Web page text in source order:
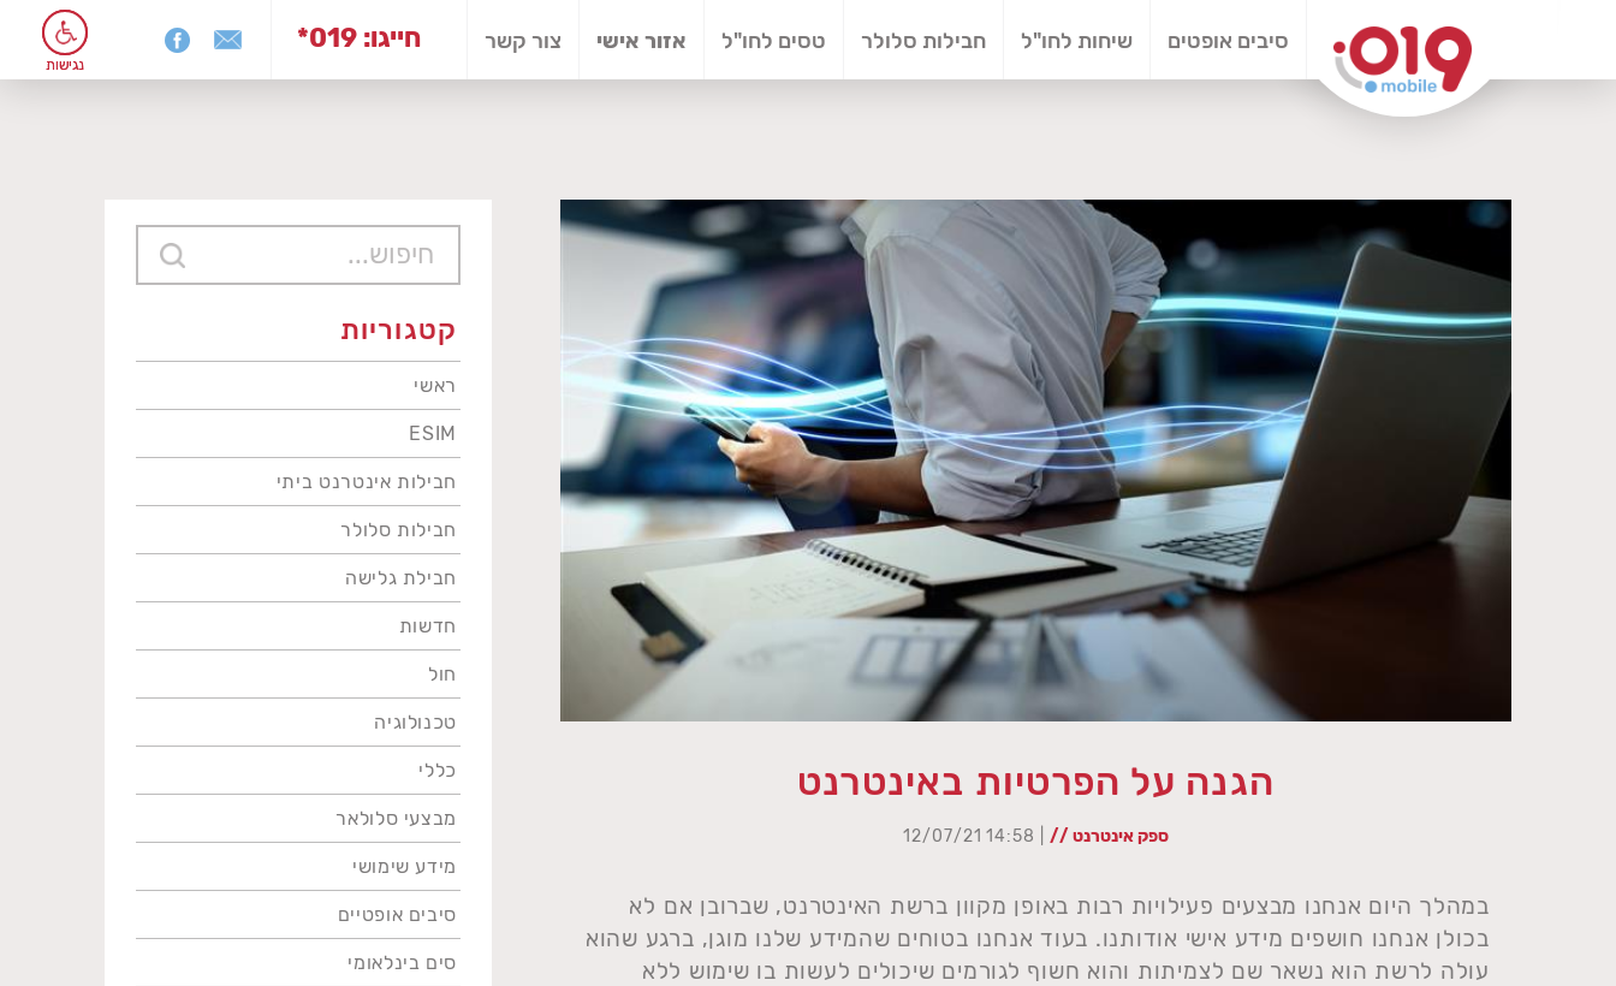
נגישות
נגישות
סיבים אופטים שיחות לחו"ל חבילות סלולר טסים לחו"ל אזור אישי צור קשר *019 :חייגו
הגנה על הפרטיות באינטרנט
ספק אינטרנט //| 14:58 12/07/21
במהלך היום אנחנו מבצעים פעילויות רבות באופן מקוון ברשת האינטרנט, שברובן אם לא
בכולן אנחנו חושפים מידע אישי אודותנו. בעוד אנחנו בטוחים שהמידע שלנו מוגן, ברגע שהוא
עולה לרשת הוא נשאר שם לצמיתות והוא חשוף לגורמים שיכולים לעשות בו שימוש ללא
קטגוריות
ראשי
ESIM
חבילות אינטרנט ביתי
חבילות סלולר
חבילת גלישה
חדשות
חול
טכנולוגיה
כללי
מבצעי סלולאר
מידע שימושי
סיבים אופטיים
סים בינלאומי